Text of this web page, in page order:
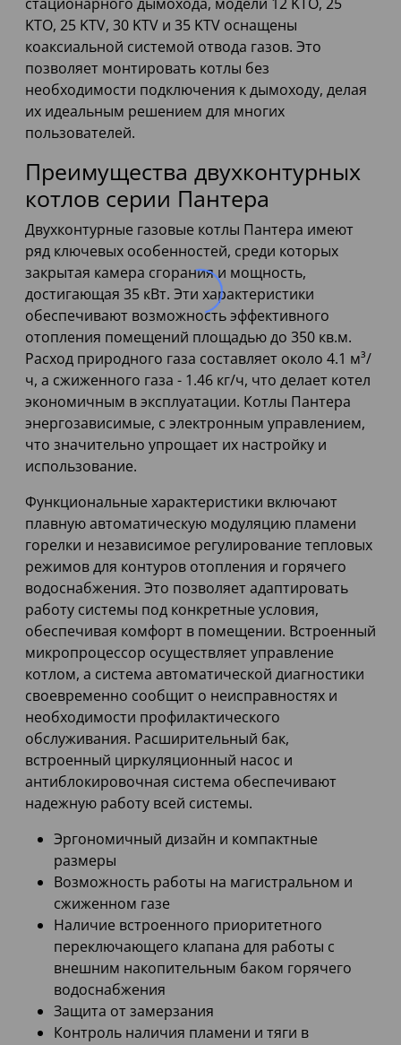
стационарного дымохода, модели 12 KTO, 25
KTO, 25 KTV, 30 KTV и 35 KTV оснащены
коаксиальной системой отвода газов. Это
позволяет монтировать котлы без
необходимости подключения к дымоходу, делая
их идеальным решением для многих
пользователей.
Преимущества двухконтурных
котлов серии Пантера
Двухконтурные газовые котлы Пантера имеют
ряд ключевых особенностей, среди которых
закрытая камера сгорания и мощность,
достигающая 35 кВт. Эти характеристики
обеспечивают возможность эффективного
отопления помещений площадью до 350 кв.м.
Расход природного газа составляет около 4.1 м³/
ч, а сжиженного газа - 1.46 кг/ч, что делает котел
экономичным в эксплуатации. Котлы Пантера
энергозависимые, с электронным управлением,
что значительно упрощает их настройку и
использование.
Функциональные характеристики включают
плавную автоматическую модуляцию пламени
горелки и независимое регулирование тепловых
режимов для контуров отопления и горячего
водоснабжения. Это позволяет адаптировать
работу системы под конкретные условия,
обеспечивая комфорт в помещении. Встроенный
микропроцессор осуществляет управление
котлом, а система автоматической диагностики
своевременно сообщит о неисправностях и
необходимости профилактического
обслуживания. Расширительный бак,
встроенный циркуляционный насос и
антиблокировочная система обеспечивают
надежную работу всей системы.
Эргономичный дизайн и компактные
размеры
Возможность работы на магистральном и
сжиженном газе
Наличие встроенного приоритетного
переключающего клапана для работы с
внешним накопительным баком горячего
водоснабжения
Защита от замерзания
Контроль наличия пламени и тяги в